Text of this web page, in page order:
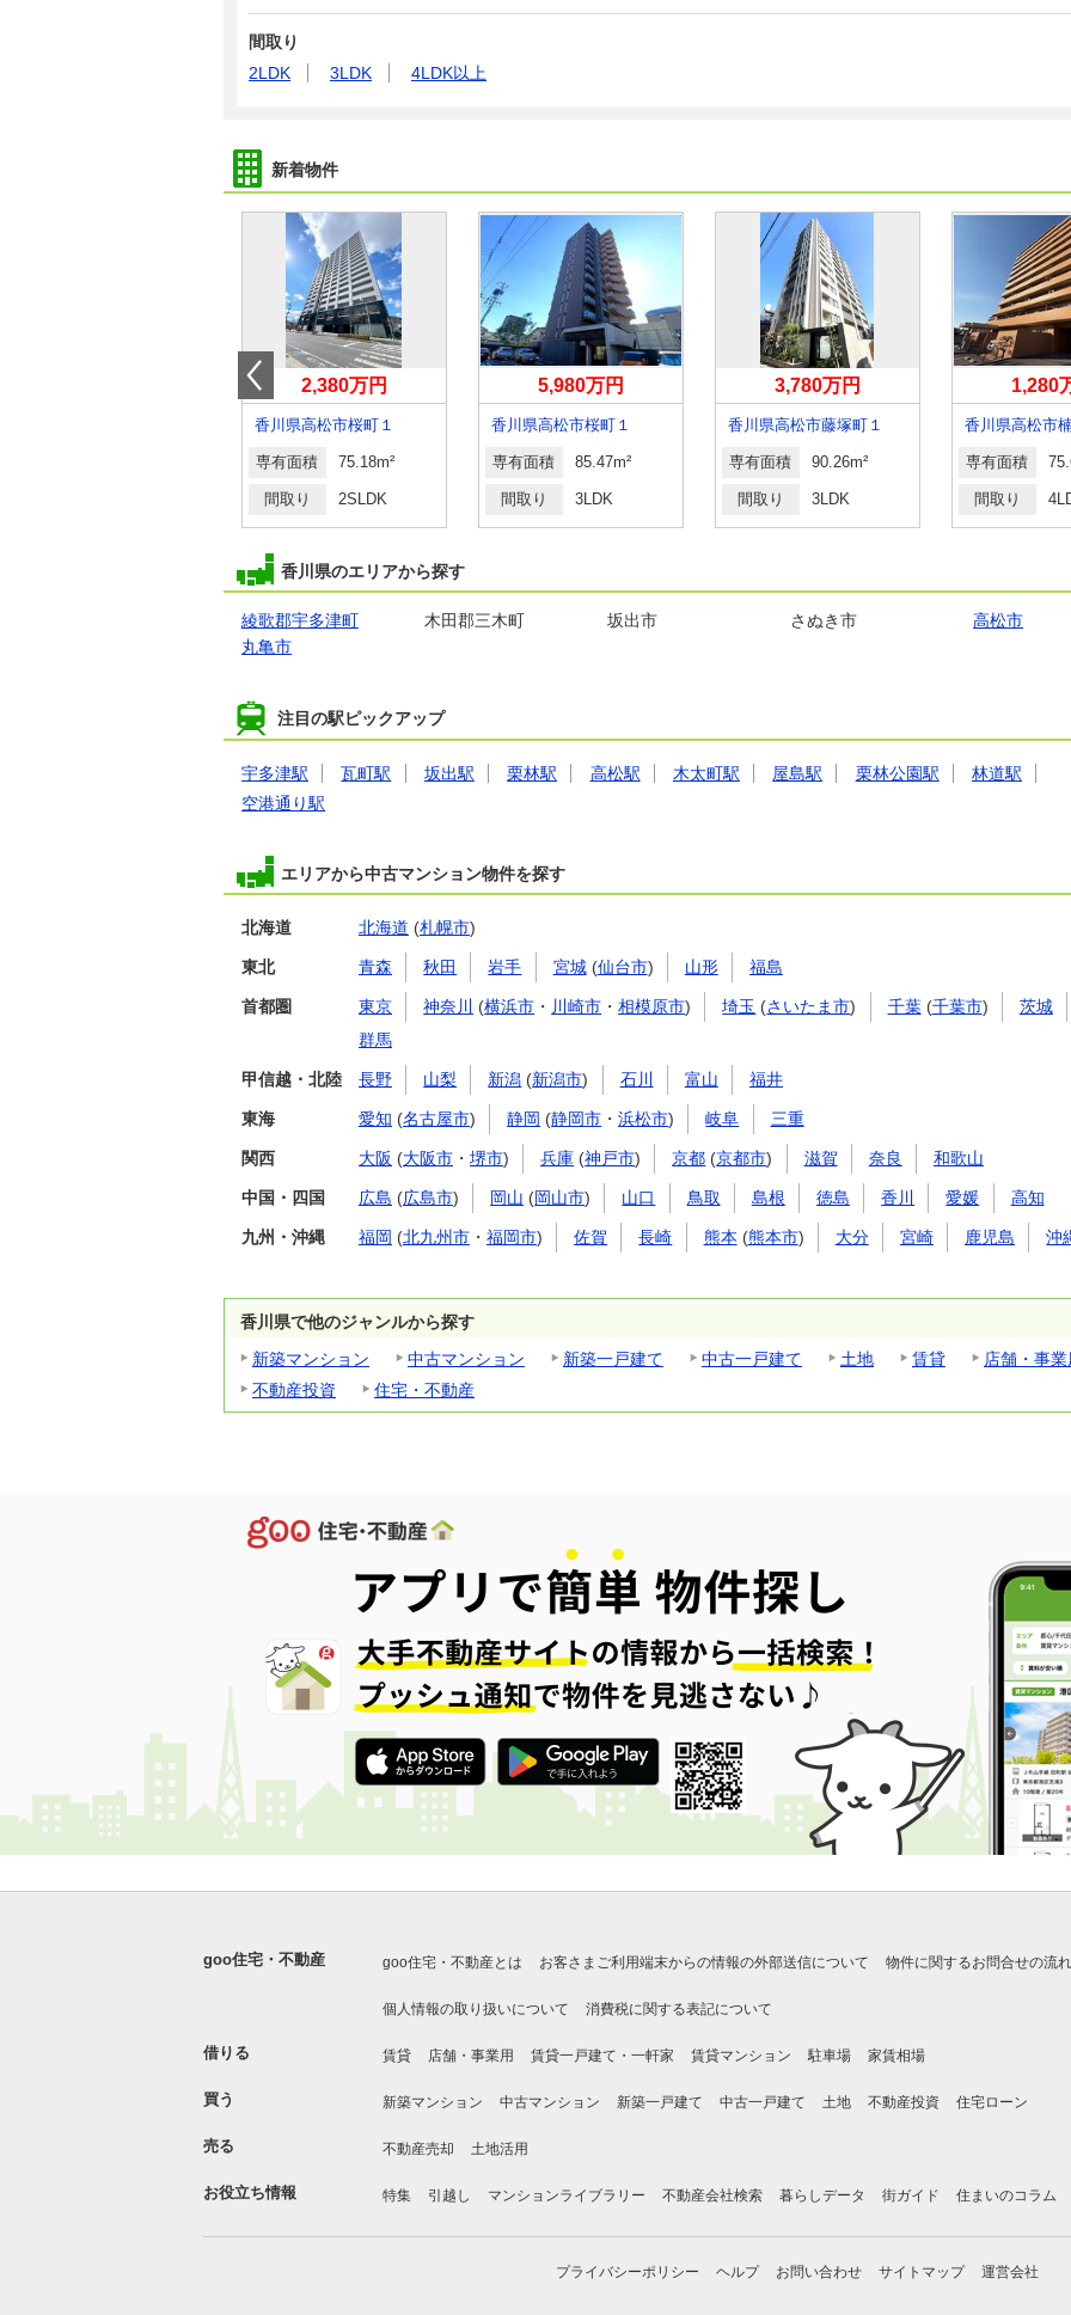
間取り
2LDK
3LDK 4LDK以上
新着物件
2,380万円
香川県高松市桜町１
専有面積 75.18m²
間取り 2SLDK
5,980万円
香川県高松市桜町１
専有面積 85.47m²
間取り 3LDK
3,780万円
香川県高松市藤塚町１
専有面積 90.26m²
間取り 3LDK
1,280
専有面積
間取り
香川県のエリアから探す
綾歌郡宇多津町 木田郡三木町 坂出市 さぬき市
高松市
丸亀市
注目の駅ピックアップ
宇多津駅 瓦町駅 坂出駅 栗林駅 高松駅 木太町駅 屋島駅 栗林公園駅
林道駅
空港通り駅
エリアから中古マンション物件を探す
北海道 北海道 (札幌市)
東北 青森 秋田 岩手 宮城(仙台市) 山形 福島
首都圏 東京 神奈川 (横浜市 ・ 川崎市 ・相模原市) 埼玉 (さいたま市) 千葉(千葉市)
茨城
群馬
甲信越・北陸 長野 山梨 新潟 (新潟市) 石川 富山 福井
東海 愛知 (名古屋市) 静岡 (静岡市 ・浜松市) 岐阜 三重
関西 大阪 (大阪市 ・ 堺市) 兵庫 (神戸市) 京都 (京都市) 滋賀 奈良 和歌山
中国・四国 広島 (広島市) 岡山 (岡山市) 山口 鳥取 島根 徳島 香川 愛媛 高知
九州・沖縄 福岡 (北九州市 ・ 福岡市) 佐賀 長崎 熊本 (熊本市) 大分 宮崎 鹿児島 沖
香川県で他のジャンルから探す
新築マンション
中古マンション 新築一戸建て 中古一戸建て 土地 賃貸
店舗・事業
不動産投資
住宅・不動産
goo住宅・不動産 goo住宅・不動産とは お客さまご利用端末からの情報の外部送信について 物件に関するお問合せの流れ
個人情報の取り扱いについて 消費税に関する表記について
借りる 賃貸 店舗・事業用 賃貸一戸建て・一軒家 賃貸マンション 駐車場 家賃相場
買う 新築マンション 中古マンション 新築一戸建て 中古一戸建て 土地 不動産投資 住宅ローン
売る 不動産売却 土地活用
お役立ち情報 特集 引越し マンションライブラリー 不動産会社検索 暮らしデータ 街ガイド 住まいのコラム
プライバシーポリシー ヘルプ お問い合わせ サイトマップ 運営会社